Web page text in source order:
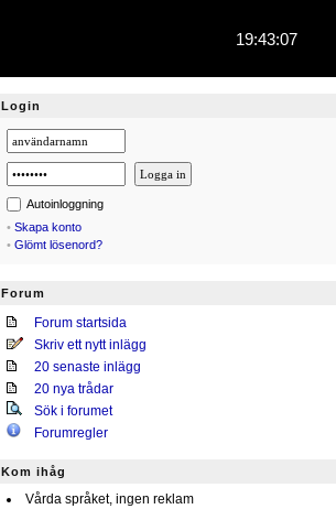
19:43:07
Login
Autoinloggning
• Skapa konto
• Glömt lösenord?
Forum
Forum startsida
Skriv ett nytt inlägg
20 senaste inlägg
20 nya trådar
Sök i forumet
Forumregler
Kom ihåg
Vårda språket, ingen reklam